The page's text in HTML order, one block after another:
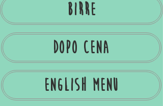
birre
Dopo cena
english menu